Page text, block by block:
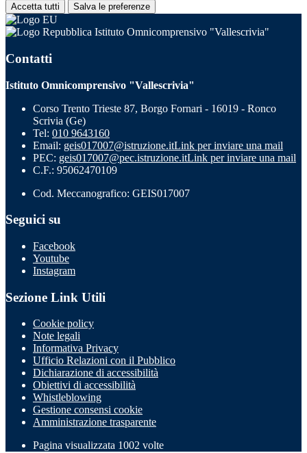
Accetta tutti Salva le preferenze
Istituto Omnicomprensivo "Vallescrivia"
Contatti
Istituto Omnicomprensivo "Vallescrivia"
Corso Trento Trieste 87, Borgo Fornari - 16019 - Ronco
Scrivia (Ge)
Tel: 010 9643160
Email: geis017007@istruzione.itLink per inviare una mail
PEC: geis017007@pec.istruzione.itLink per inviare una mail
C.F.: 95062470109
Cod. Meccanografico: GEIS017007
Seguici su
Facebook
Youtube
Instagram
Sezione Link Utili
Cookie policy
Note legali
Informativa Privacy
Ufficio Relazioni con il Pubblico
Dichiarazione di accessibilità
Obiettivi di accessibilità
Whistleblowing
Gestione consensi cookie
Amministrazione trasparente
Pagina visualizzata 1002 volte